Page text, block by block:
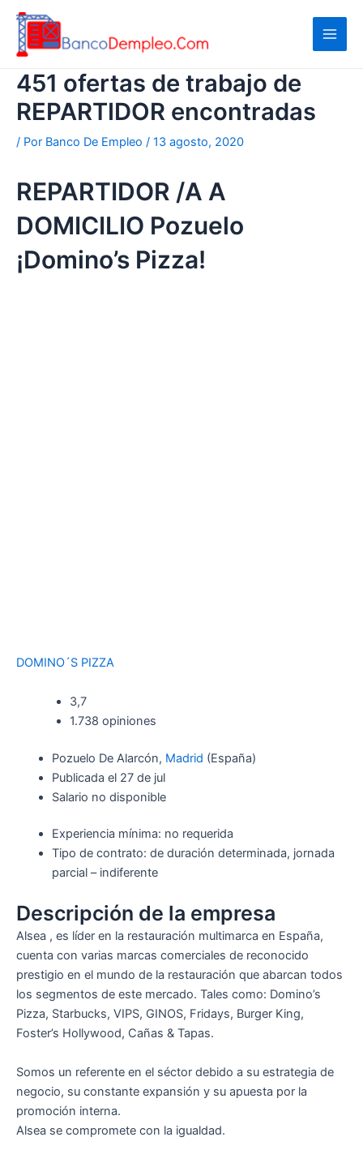
contenido
451 ofertas de trabajo de
REPARTIDOR encontradas
/ Por Banco De Empleo / 13 agosto, 2020
REPARTIDOR /A A
DOMICILIO Pozuelo
¡Domino’s Pizza!
DOMINO´S PIZZA
3,7
1.738 opiniones
Pozuelo De Alarcón, Madrid (España)
Publicada el 27 de jul
Salario no disponible
Experiencia mínima: no requerida
Tipo de contrato: de duración determinada, jornada
parcial – indiferente
Descripción de la empresa
Alsea , es líder en la restauración multimarca en España,
cuenta con varias marcas comerciales de reconocido
prestigio en el mundo de la restauración que abarcan todos
los segmentos de este mercado. Tales como: Domino’s
Pizza, Starbucks, VIPS, GINOS, Fridays, Burger King,
Foster’s Hollywood, Cañas & Tapas.
Somos un referente en el séctor debido a su estrategia de
negocio, su constante expansión y su apuesta por la
promoción interna.
Alsea se compromete con la igualdad.